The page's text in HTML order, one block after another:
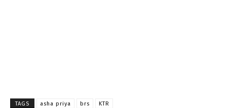
TAGS asha priya brs KTR